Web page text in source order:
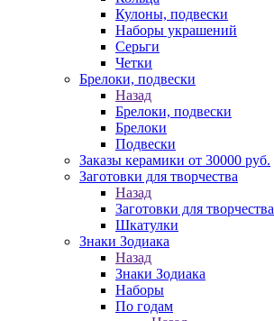
Кулоны, подвески
Наборы украшений
Серьги
Четки
Брелоки, подвески
Назад
Брелоки, подвески
Брелоки
Подвески
Заказы керамики от 30000 руб.
Заготовки для творчества
Назад
Заготовки для творчества
Шкатулки
Знаки Зодиака
Назад
Знаки Зодиака
Наборы
По годам